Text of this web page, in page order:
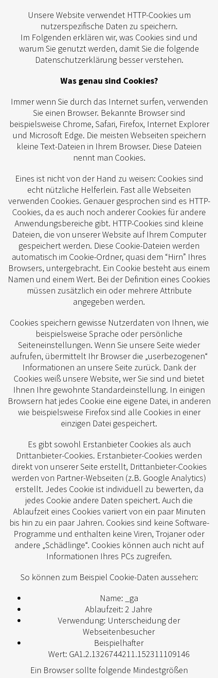
Unsere Website verwendet HTTP-Cookies um
nutzerspezifische Daten zu speichern.
Im Folgenden erklären wir, was Cookies sind und
warum Sie genutzt werden, damit Sie die folgende
Datenschutzerklärung besser verstehen.
Was genau sind Cookies?
Immer wenn Sie durch das Internet surfen, verwenden
Sie einen Browser. Bekannte Browser sind
beispielsweise Chrome, Safari, Firefox, Internet Explorer
und Microsoft Edge. Die meisten Webseiten speichern
kleine Text-Dateien in Ihrem Browser. Diese Dateien
nennt man Cookies.
Eines ist nicht von der Hand zu weisen: Cookies sind
echt nützliche Helferlein. Fast alle Webseiten
verwenden Cookies. Genauer gesprochen sind es HTTP-
Cookies, da es auch noch anderer Cookies für andere
Anwendungsbereiche gibt. HTTP-Cookies sind kleine
Dateien, die von unserer Website auf Ihrem Computer
gespeichert werden. Diese Cookie-Dateien werden
automatisch im Cookie-Ordner, quasi dem “Hirn” Ihres
Browsers, untergebracht. Ein Cookie besteht aus einem
Namen und einem Wert. Bei der Definition eines Cookies
müssen zusätzlich ein oder mehrere Attribute
angegeben werden.
Cookies speichern gewisse Nutzerdaten von Ihnen, wie
beispielsweise Sprache oder persönliche
Seiteneinstellungen. Wenn Sie unsere Seite wieder
aufrufen, übermittelt Ihr Browser die „userbezogenen“
Informationen an unsere Seite zurück. Dank der
Cookies weiß unsere Website, wer Sie sind und bietet
Ihnen Ihre gewohnte Standardeinstellung. In einigen
Browsern hat jedes Cookie eine eigene Datei, in anderen
wie beispielsweise Firefox sind alle Cookies in einer
einzigen Datei gespeichert.
Es gibt sowohl Erstanbieter Cookies als auch
Drittanbieter-Cookies. Erstanbieter-Cookies werden
direkt von unserer Seite erstellt, Drittanbieter-Cookies
werden von Partner-Webseiten (z.B. Google Analytics)
erstellt. Jedes Cookie ist individuell zu bewerten, da
jedes Cookie andere Daten speichert. Auch die
Ablaufzeit eines Cookies variiert von ein paar Minuten
bis hin zu ein paar Jahren. Cookies sind keine Software-
Programme und enthalten keine Viren, Trojaner oder
andere „Schädlinge“. Cookies können auch nicht auf
Informationen Ihres PCs zugreifen.
So können zum Beispiel Cookie-Daten aussehen:
Name: _ga
Ablaufzeit: 2 Jahre
Verwendung: Unterscheidung der
Webseitenbesucher
Beispielhafter
Wert: GA1.2.1326744211.152311109146
Ein Browser sollte folgende Mindestgrößen